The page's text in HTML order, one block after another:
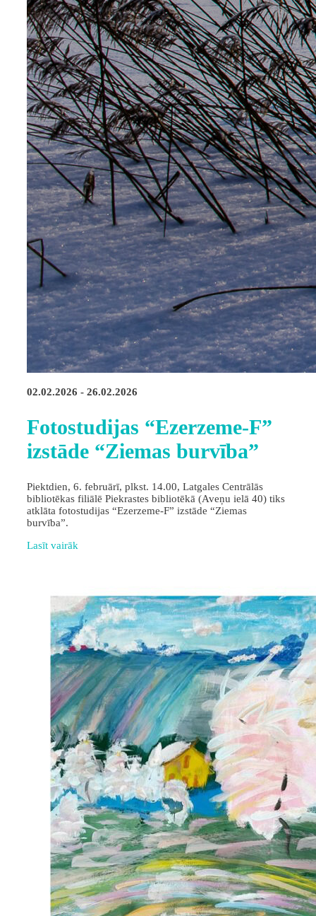
02.02.2026 - 26.02.2026
Fotostudijas “Ezerzeme-F”
izstāde “Ziemas burvība”
Piektdien, 6. februārī, plkst. 14.00, Latgales Centrālās
bibliotēkas filiālē Piekrastes bibliotēkā (Aveņu ielā 40) tiks
atklāta fotostudijas “Ezerzeme-F” izstāde “Ziemas
burvība”.
Lasīt vairāk